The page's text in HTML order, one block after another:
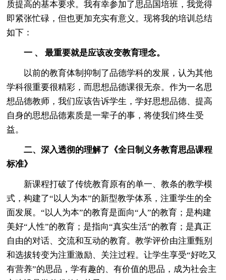
质提高的基本要求。我有幸参加了思品国培班，我觉得
即紧张忙碌，但也更加充实有意义。现将我的培训总结
如下：
一 、 最重要就是应该改变教育理念。
以前的教育体制抑制了品德学科的发展，认为其他
学科很重要很精彩，而思想品德课很无奈。作为一名思
想品德教师，我们应该告诉学生，学好思想品德、提高
自身的思想品德素质是一辈子的事，将使我们终生受
益。
二、深入透彻的理解了《全日制义务教育思品课程
标准》
新课程打破了传统教育原有的单一、教条的教学模
式，构建了“以人为本”的新型教学体系，注重学生的全
面发展。“以人为本”的教育是面向“人”的教育；是构建
美好“人性”的教育；是指向“真实生活”的教育；是真正
自由的对话、交流和互动的教育。教学评价由注重甄别
和选拔转变为注重激励、关注过程。让学生享受“好吃又
有营养”的思品，学有趣的、有价值的思品，成为社会主